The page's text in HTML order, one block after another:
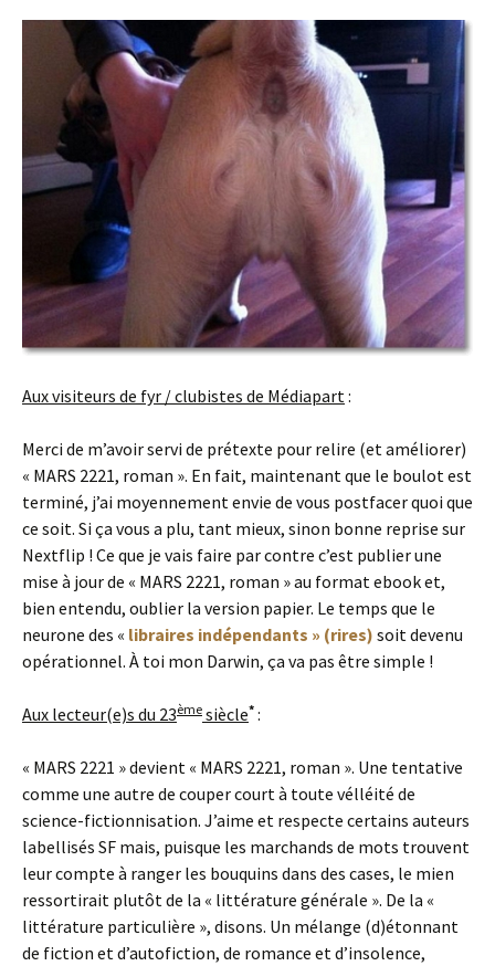
Aux visiteurs de fyr / clubistes de Médiapart:
Merci de m’avoir servi de prétexte pour relire (et améliorer)
« MARS 2221, roman ». En fait, maintenant que le boulot est
terminé, j’ai moyennement envie de vous postfacer quoi que
ce soit. Si ça vous a plu, tant mieux, sinon bonne reprise sur
Nextflip ! Ce que je vais faire par contre c’est publier une
mise à jour de « MARS 2221, roman » au format ebook et,
bien entendu, oublier la version papier. Le temps que le
neurone des « libraires indépendants » (rires) soit devenu
opérationnel. À toi mon Darwin, ça va pas être simple !
Aux lecteur(e)s du 23ème siècle* :
« MARS 2221 » devient « MARS 2221, roman ». Une tentative
comme une autre de couper court à toute vélléité de
science-fictionnisation. J’aime et respecte certains auteurs
labellisés SF mais, puisque les marchands de mots trouvent
leur compte à ranger les bouquins dans des cases, le mien
ressortirait plutôt de la « littérature générale ». De la «
littérature particulière », disons. Un mélange (d)étonnant
de fiction et d’autofiction, de romance et d’insolence,